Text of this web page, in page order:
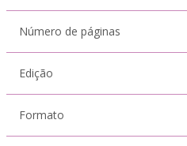
Número de páginas
Edição
Formato